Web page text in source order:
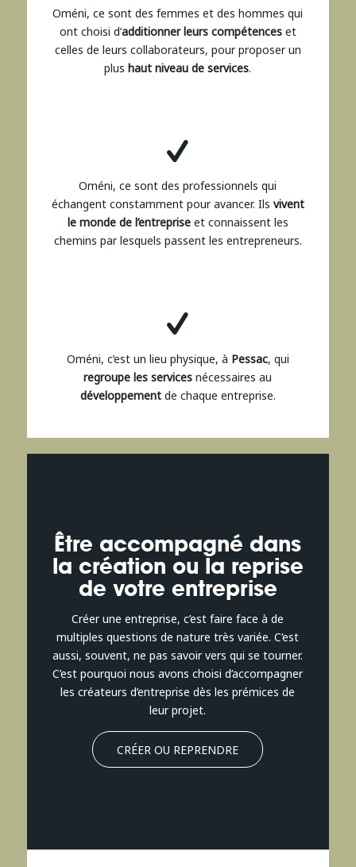
Oméni, ce sont des femmes et des hommes qui
ont choisi d’additionner leurs compétenceset
celles de leurs collaborateurs, pour proposer un
plushaut niveau de services.
Oméni, ce sont des professionnels qui
échangent constamment pour avancer. Ils vivent
le monde de l’entrepriseet connaissent les
chemins par lesquels passent les entrepreneurs.
Oméni, c’est un lieu physique, à Pessac, qui
regroupe les services nécessaires au
développementde chaque entreprise.
Être accompagné dans
la création ou la reprise
de votre entreprise
Créer une entreprise, c’est faire face à de
multiples questions de nature très variée. C’est
aussi, souvent, ne pas savoir vers qui se tourner.
C’est pourquoi nous avons choisi d’accompagner
les créateurs d’entreprise dès les prémices de
leur projet.
CRÉER OU REPRENDRE